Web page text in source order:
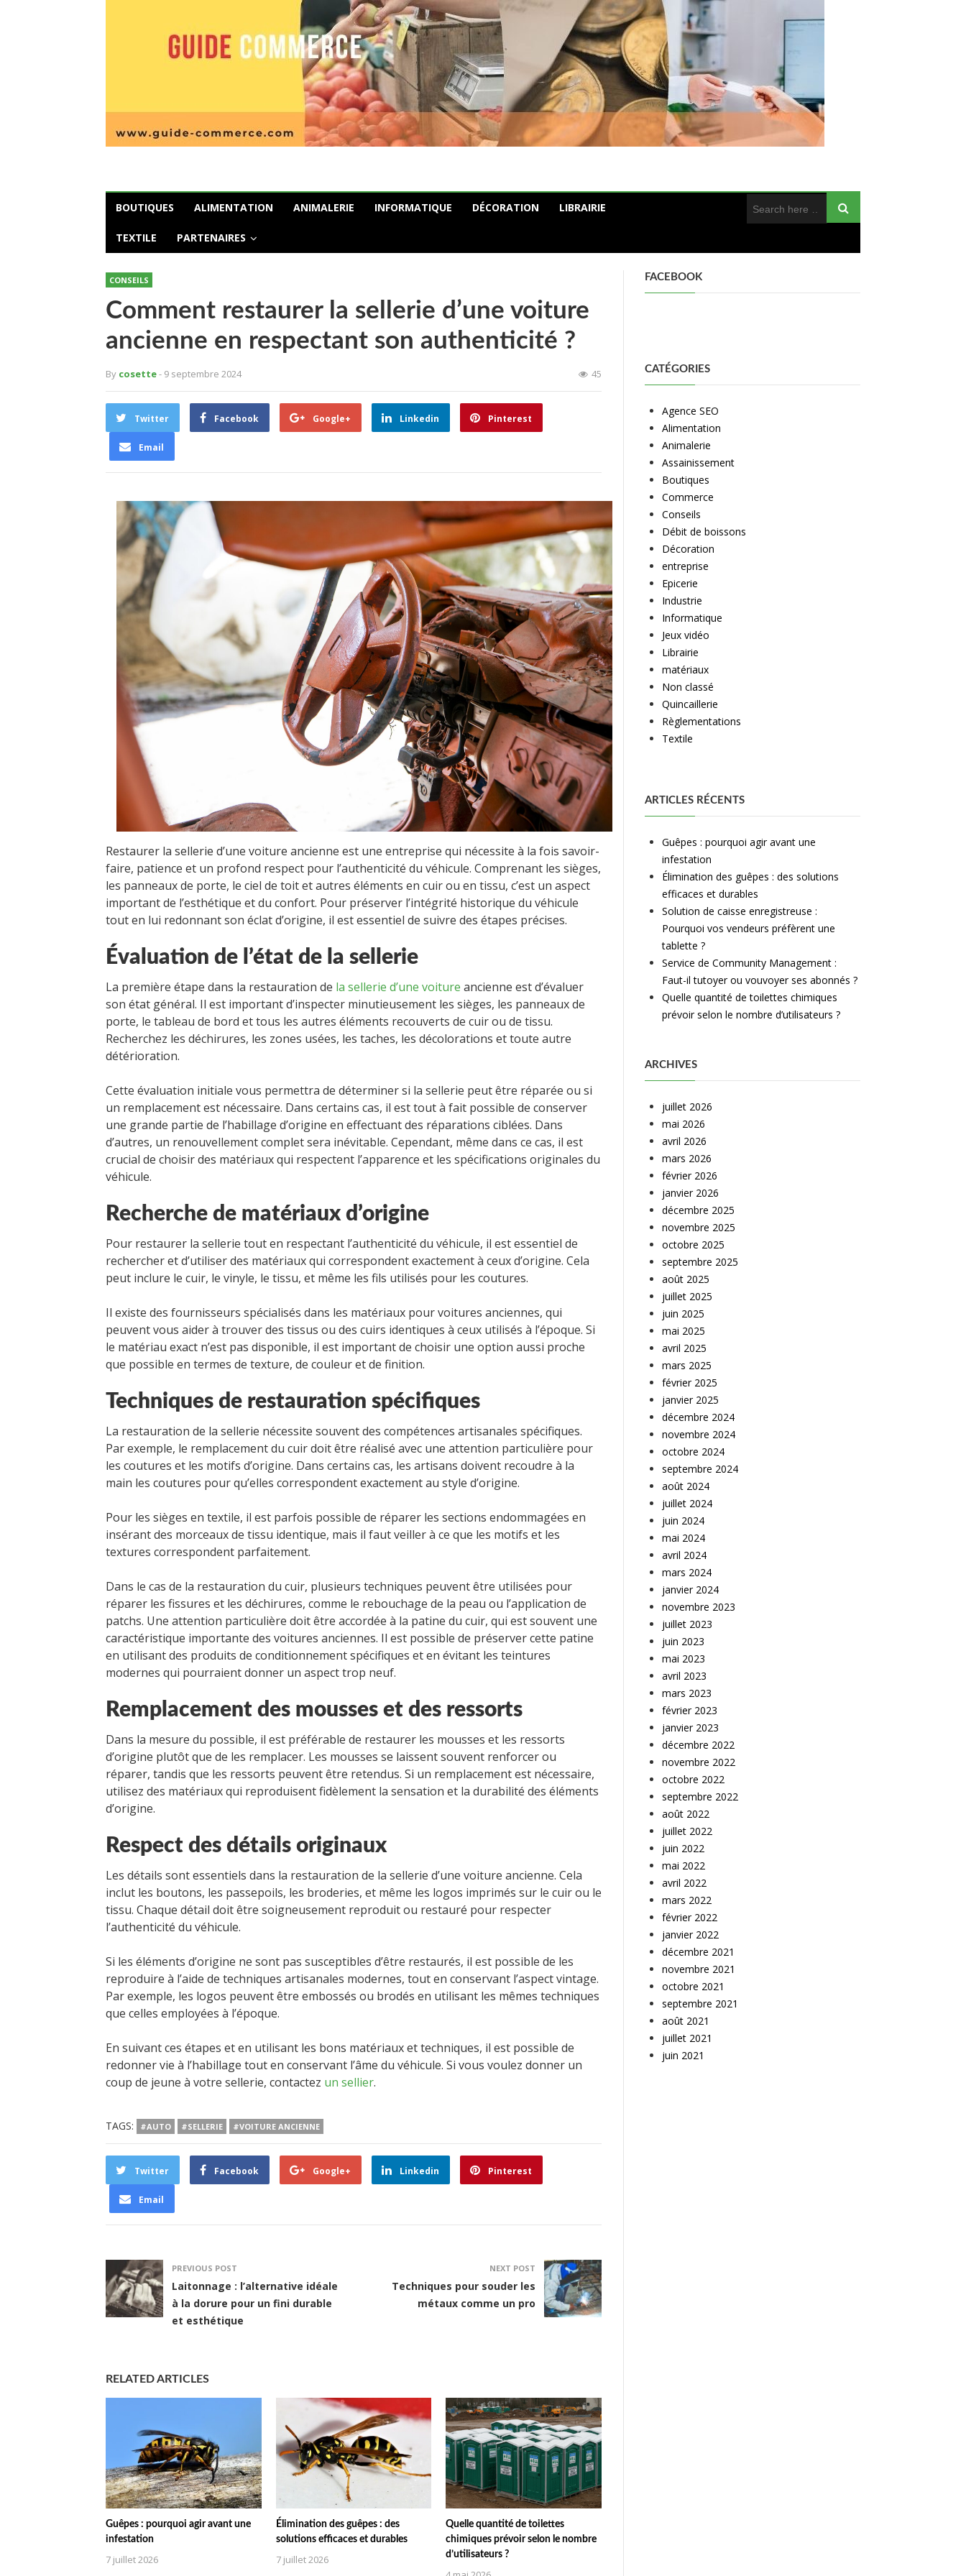
BOUTIQUES ALIMENTATION ANIMALERIE INFORMATIQUE DÉCORATION LIBRAIRIE
TEXTILE PARTENAIRES
CONSEILS
Comment restaurer la sellerie d’une voiture
ancienne en respectant son authenticité ?
By cosette- 9 septembre 2024 45
Twitter Facebook Google+ Linkedin Pinterest
Email
Restaurer la sellerie d’une voiture ancienne est une entreprise qui nécessite à la fois savoir-
faire, patience et un profond respect pour l’authenticité du véhicule. Comprenant les sièges,
les panneaux de porte, le ciel de toit et autres éléments en cuir ou en tissu, c’est un aspect
important de l’esthétique et du confort. Pour préserver l’intégrité historique du véhicule
tout en lui redonnant son éclat d’origine, il est essentiel de suivre des étapes précises.
Évaluation de l’état de la sellerie
La première étape dans la restauration de la sellerie d’une voiture ancienne est d’évaluer
son état général. Il est important d’inspecter minutieusement les sièges, les panneaux de
porte, le tableau de bord et tous les autres éléments recouverts de cuir ou de tissu.
Recherchez les déchirures, les zones usées, les taches, les décolorations et toute autre
détérioration.
Cette évaluation initiale vous permettra de déterminer si la sellerie peut être réparée ou si
un remplacement est nécessaire. Dans certains cas, il est tout à fait possible de conserver
une grande partie de l’habillage d’origine en effectuant des réparations ciblées. Dans
d’autres, un renouvellement complet sera inévitable. Cependant, même dans ce cas, il est
crucial de choisir des matériaux qui respectent l’apparence et les spécifications originales du
véhicule.
Recherche de matériaux d’origine
Pour restaurer la sellerie tout en respectant l’authenticité du véhicule, il est essentiel de
rechercher et d’utiliser des matériaux qui correspondent exactement à ceux d’origine. Cela
peut inclure le cuir, le vinyle, le tissu, et même les fils utilisés pour les coutures.
Il existe des fournisseurs spécialisés dans les matériaux pour voitures anciennes, qui
peuvent vous aider à trouver des tissus ou des cuirs identiques à ceux utilisés à l’époque. Si
le matériau exact n’est pas disponible, il est important de choisir une option aussi proche
que possible en termes de texture, de couleur et de finition.
Techniques de restauration spécifiques
La restauration de la sellerie nécessite souvent des compétences artisanales spécifiques.
Par exemple, le remplacement du cuir doit être réalisé avec une attention particulière pour
les coutures et les motifs d’origine. Dans certains cas, les artisans doivent recoudre à la
main les coutures pour qu’elles correspondent exactement au style d’origine.
Pour les sièges en textile, il est parfois possible de réparer les sections endommagées en
insérant des morceaux de tissu identique, mais il faut veiller à ce que les motifs et les
textures correspondent parfaitement.
Dans le cas de la restauration du cuir, plusieurs techniques peuvent être utilisées pour
réparer les fissures et les déchirures, comme le rebouchage de la peau ou l’application de
patchs. Une attention particulière doit être accordée à la patine du cuir, qui est souvent une
caractéristique importante des voitures anciennes. Il est possible de préserver cette patine
en utilisant des produits de conditionnement spécifiques et en évitant les teintures
modernes qui pourraient donner un aspect trop neuf.
Remplacement des mousses et des ressorts
Dans la mesure du possible, il est préférable de restaurer les mousses et les ressorts
d’origine plutôt que de les remplacer. Les mousses se laissent souvent renforcer ou
réparer, tandis que les ressorts peuvent être retendus. Si un remplacement est nécessaire,
utilisez des matériaux qui reproduisent fidèlement la sensation et la durabilité des éléments
d’origine.
Respect des détails originaux
Les détails sont essentiels dans la restauration de la sellerie d’une voiture ancienne. Cela
inclut les boutons, les passepoils, les broderies, et même les logos imprimés sur le cuir ou le
tissu. Chaque détail doit être soigneusement reproduit ou restauré pour respecter
l’authenticité du véhicule.
Si les éléments d’origine ne sont pas susceptibles d’être restaurés, il est possible de les
reproduire à l’aide de techniques artisanales modernes, tout en conservant l’aspect vintage.
Par exemple, les logos peuvent être embossés ou brodés en utilisant les mêmes techniques
que celles employées à l’époque.
En suivant ces étapes et en utilisant les bons matériaux et techniques, il est possible de
redonner vie à l’habillage tout en conservant l’âme du véhicule. Si vous voulez donner un
coup de jeune à votre sellerie, contactez un sellier.
TAGS: #AUTO #SELLERIE #VOITURE ANCIENNE
Twitter Facebook Google+ Linkedin Pinterest
Email
PREVIOUS POST
Laitonnage : l’alternative idéale
à la dorure pour un fini durable
et esthétique
NEXT POST
Techniques pour souder les
métaux comme un pro
RELATED ARTICLES
Guêpes : pourquoi agir avant une
infestation
7 juillet 2026
Élimination des guêpes : des
solutions efficaces et durables
7 juillet 2026
Quelle quantité de toilettes
chimiques prévoir selon le nombre
d’utilisateurs ?
FACEBOOK
CATÉGORIES
Agence SEO
Alimentation
Animalerie
Assainissement
Boutiques
Commerce
Conseils
Débit de boissons
Décoration
entreprise
Epicerie
Industrie
Informatique
Jeux vidéo
Librairie
matériaux
Non classé
Quincaillerie
Règlementations
Textile
ARTICLES RÉCENTS
Guêpes : pourquoi agir avant une
infestation
Élimination des guêpes : des solutions
efficaces et durables
Solution de caisse enregistreuse :
Pourquoi vos vendeurs préfèrent une
tablette ?
Service de Community Management :
Faut-il tutoyer ou vouvoyer ses abonnés ?
Quelle quantité de toilettes chimiques
prévoir selon le nombre d’utilisateurs ?
ARCHIVES
juillet 2026
mai 2026
avril 2026
mars 2026
février 2026
janvier 2026
décembre 2025
novembre 2025
octobre 2025
septembre 2025
août 2025
juillet 2025
juin 2025
mai 2025
avril 2025
mars 2025
février 2025
janvier 2025
décembre 2024
novembre 2024
octobre 2024
septembre 2024
août 2024
juillet 2024
juin 2024
mai 2024
avril 2024
mars 2024
janvier 2024
novembre 2023
juillet 2023
juin 2023
mai 2023
avril 2023
mars 2023
février 2023
janvier 2023
décembre 2022
novembre 2022
octobre 2022
septembre 2022
août 2022
juillet 2022
juin 2022
mai 2022
avril 2022
mars 2022
février 2022
janvier 2022
décembre 2021
novembre 2021
octobre 2021
septembre 2021
août 2021
juillet 2021
juin 2021